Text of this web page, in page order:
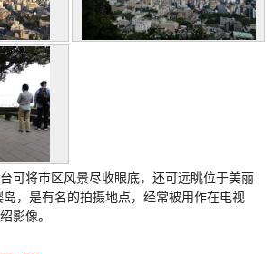
可将市区风景尽收眼底，还可远眺位于美丽
，是有名的拍摄地点，经常被用作在电视
影像。